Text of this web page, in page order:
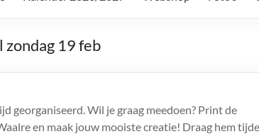
19 feb
georganiseerd. Wil je graag meedoen? Print de
en maak jouw mooiste creatie! Draag hem